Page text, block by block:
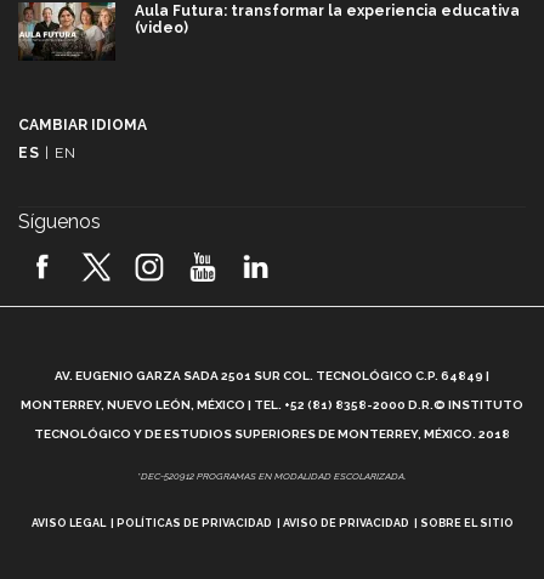
Aula Futura: transformar la experiencia educativa
(video)
2026! (video)
¿Cómo es el Modelo Educativo Tec? (video)
Vida Tec: Feminismo e Inteligencia Artificial, Paola
CAMBIAR IDIOMA
ES | EN
Síguenos
AV. EUGENIO GARZA SADA 2501 SUR COL. TECNOLÓGICO C.P. 64849 |
MONTERREY, NUEVO LEÓN, MÉXICO | TEL. +52 (81) 8358-2000 D.R.© INSTITUTO
TECNOLÓGICO Y DE ESTUDIOS SUPERIORES DE MONTERREY, MÉXICO. 2018
*DEC-520912 PROGRAMAS EN MODALIDAD ESCOLARIZADA.
AVISO LEGAL POLÍTICAS DE PRIVACIDAD AVISO DE PRIVACIDAD SOBRE EL SITIO